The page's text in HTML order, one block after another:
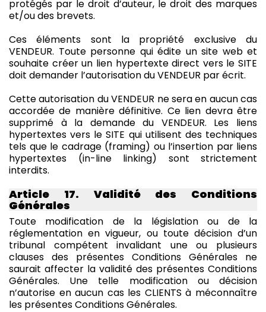
protégés par le droit d’auteur, le droit des marques
et/ou des brevets.
Ces éléments sont la propriété exclusive du
VENDEUR. Toute personne qui édite un site web et
souhaite créer un lien hypertexte direct vers le SITE
doit demander l’autorisation du VENDEUR par écrit.
Cette autorisation du VENDEUR ne sera en aucun cas
accordée de manière définitive. Ce lien devra être
supprimé à la demande du VENDEUR. Les liens
hypertextes vers le SITE qui utilisent des techniques
tels que le cadrage (framing) ou l’insertion par liens
hypertextes (in-line linking) sont strictement
interdits.
Article 17. Validité des Conditions
Générales
Toute modification de la législation ou de la
réglementation en vigueur, ou toute décision d’un
tribunal compétent invalidant une ou plusieurs
clauses des présentes Conditions Générales ne
saurait affecter la validité des présentes Conditions
Générales. Une telle modification ou décision
n’autorise en aucun cas les CLIENTS à méconnaître
les présentes Conditions Générales.